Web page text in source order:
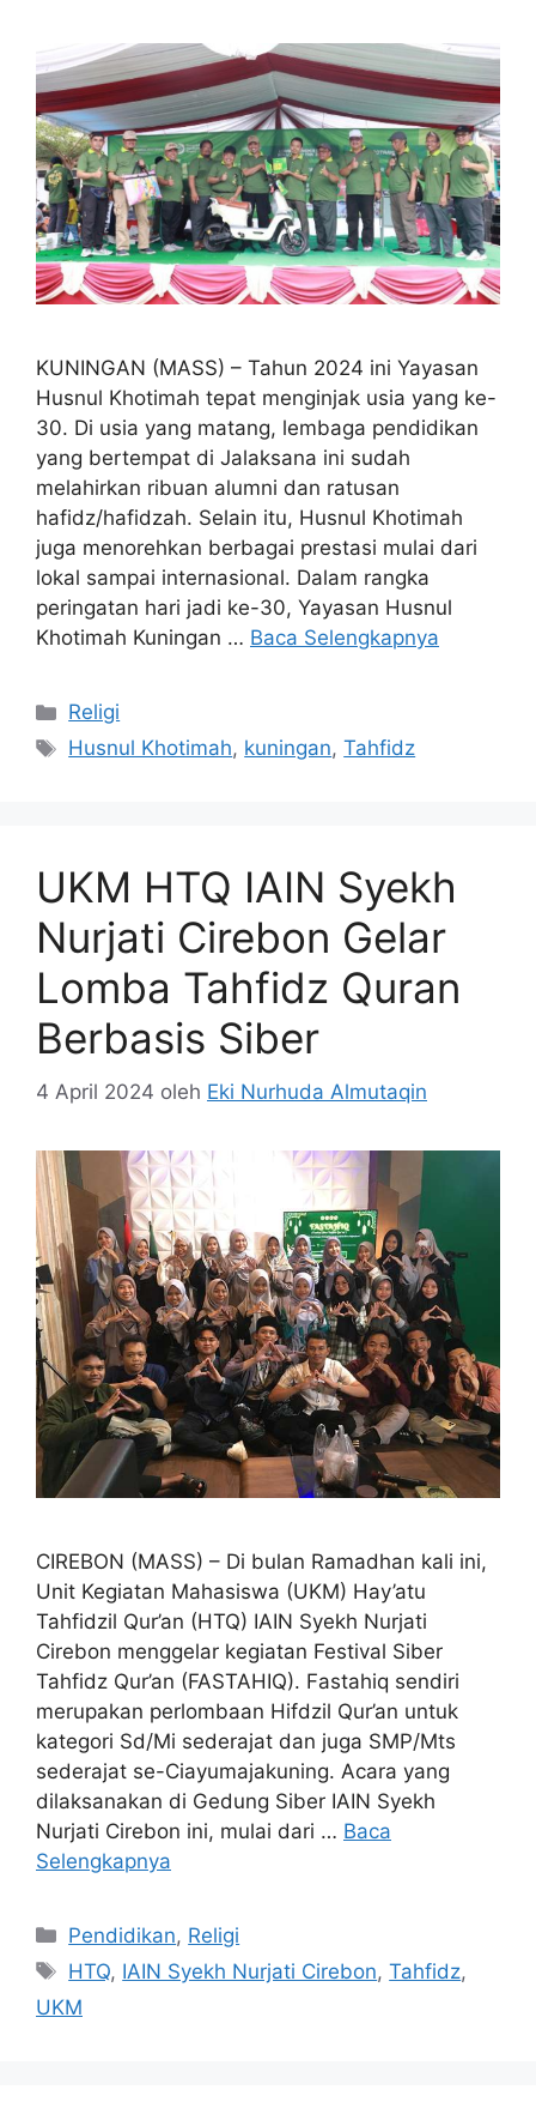
KUNINGAN (MASS) – Tahun 2024 ini Yayasan
Husnul Khotimah tepat menginjak usia yang ke-
30. Di usia yang matang, lembaga pendidikan
yang bertempat di Jalaksana ini sudah
melahirkan ribuan alumni dan ratusan
hafidz/hafidzah. Selain itu, Husnul Khotimah
juga menorehkan berbagai prestasi mulai dari
lokal sampai internasional. Dalam rangka
peringatan hari jadi ke-30, Yayasan Husnul
Khotimah Kuningan … Baca Selengkapnya
Kategori
Religi
Tag
Husnul Khotimah, kuningan,Tahfidz
UKM HTQ IAIN Syekh
Nurjati Cirebon Gelar
Lomba Tahfidz Quran
Berbasis Siber
4 April 2024 oleh Eki Nurhuda Almutaqin
CIREBON (MASS) – Di bulan Ramadhan kali ini,
Unit Kegiatan Mahasiswa (UKM) Hay’atu
Tahfidzil Qur’an (HTQ) IAIN Syekh Nurjati
Cirebon menggelar kegiatan Festival Siber
Tahfidz Qur’an (FASTAHIQ). Fastahiq sendiri
merupakan perlombaan Hifdzil Qur’an untuk
kategori Sd/Mi sederajat dan juga SMP/Mts
sederajat se-Ciayumajakuning. Acara yang
dilaksanakan di Gedung Siber IAIN Syekh
Nurjati Cirebon ini, mulai dari … Baca
Selengkapnya
Kategori
Pendidikan, Religi
Tag
HTQ, IAIN Syekh Nurjati Cirebon,Tahfidz,
UKM